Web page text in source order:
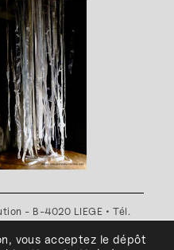
- B-4020 LIEGE • Tél.
•Politique de
vous acceptez le dépôt